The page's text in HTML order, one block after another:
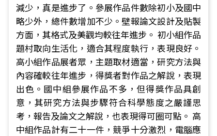
減少，真是進步了。參展作品件數除初小及國中
略少外，總件數增加不少。壁報論文設計及貼製
方面，其格式及美觀均較往年進步。 初小組作品
題村取向生活化，適合其程度執行，表現良好。
高小組作品展者眾，主題取材適當，研究方法與
內容確較往年進步，得獎者對作品之解說，表現
出色。國中組參展作品不多，但得獎作品具創
意，其研究方法與步驟符合科學態度之嚴謹思
考，報告及論文之解說，也表現得可圈可點。 高
中組作品計有二十一件，競爭十分激烈，電腦應